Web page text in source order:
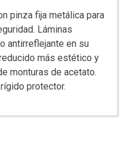
pinza fija metálica para
Láminas
antirreflejante en su
más estético y
monturas de acetato.
protector.